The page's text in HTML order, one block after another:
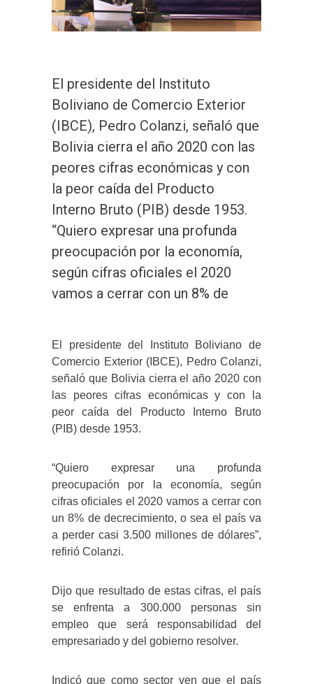
El presidente del Instituto
Boliviano de Comercio Exterior
(IBCE), Pedro Colanzi, señaló que
Bolivia cierra el año 2020 con las
peores cifras económicas y con
la peor caída del Producto
Interno Bruto (PIB) desde 1953.
“Quiero expresar una profunda
preocupación por la economía,
según cifras oficiales el 2020
vamos a cerrar con un 8% de
El presidente del Instituto Boliviano de
Comercio Exterior (IBCE), Pedro Colanzi,
señaló que Bolivia cierra el año 2020 con
las peores cifras económicas y con la
peor caída del Producto Interno Bruto
(PIB) desde 1953.
“Quiero expresar una profunda
preocupación por la economía, según
cifras oficiales el 2020 vamos a cerrar con
un 8% de decrecimiento, o sea el país va
a perder casi 3.500 millones de dólares”,
refirió Colanzi.
Dijo que resultado de estas cifras, el país
se enfrenta a 300.000 personas sin
empleo que será responsabilidad del
empresariado y del gobierno resolver.
Indicó que como sector ven que el país